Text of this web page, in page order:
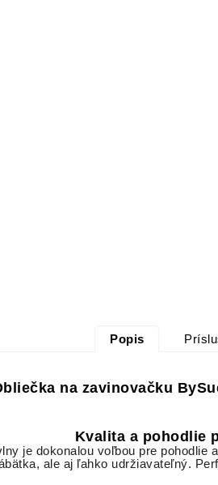
Popis
na zavinovačku
Kvalita a pohodlie
je dokonalou voľbou pre
ale aj ľahko udržiavateľný.